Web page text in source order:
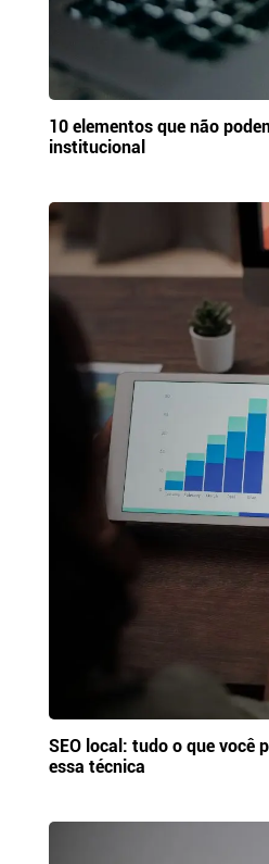
10 elementos que não
institucional
SEO local: tudo o que você
essa técnica